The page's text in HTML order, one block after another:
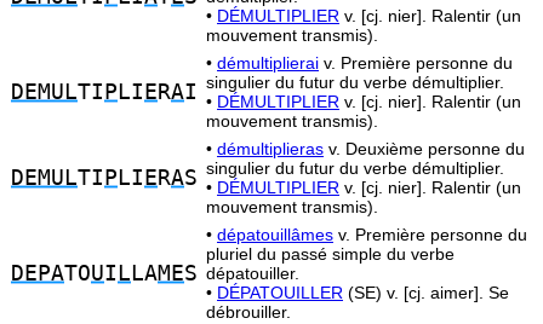
• DÉMULTIPLIER v. [cj. nier]. Ralentir (un
mouvement transmis).
DEMULTI P LI E RAI
• démultiplierai v. Première personne du
singulier du futur du verbe démultiplier.
• DÉMULTIPLIER v. [cj. nier]. Ralentir (un
mouvement transmis).
DEMULTI P LI E RAS
• démultiplieras v. Deuxième personne du
singulier du futur du verbe démultiplier.
• DÉMULTIPLIER v. [cj. nier]. Ralentir (un
mouvement transmis).
DEPATOUI L LAMES
• dépatouillâmes v. Première personne du
pluriel du passé simple du verbe
dépatouiller.
• DÉPATOUILLER (SE) v. [cj. aimer]. Se
débrouiller.